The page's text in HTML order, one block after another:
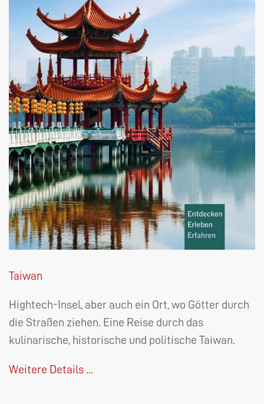
Taiwan
Hightech-Insel, aber auch ein Ort, wo Götter durch
die Straßen ziehen. Eine Reise durch das
kulinarische, historische und politische Taiwan.
Weitere Details ...